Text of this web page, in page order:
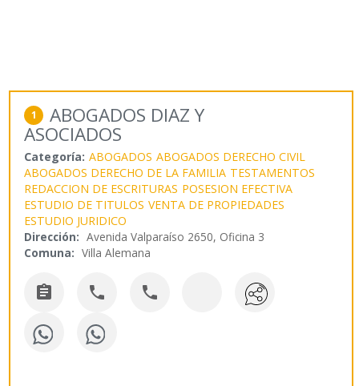
1 ABOGADOS DIAZ Y
ASOCIADOS
Categoría: ABOGADOS ABOGADOS DERECHO CIVIL
ABOGADOS DERECHO DE LA FAMILIA TESTAMENTOS
REDACCION DE ESCRITURAS POSESION EFECTIVA
ESTUDIO DE TITULOS VENTA DE PROPIEDADES
ESTUDIO JURIDICO
Dirección: Avenida Valparaíso 2650, Oficina 3
Comuna: Villa Alemana
  